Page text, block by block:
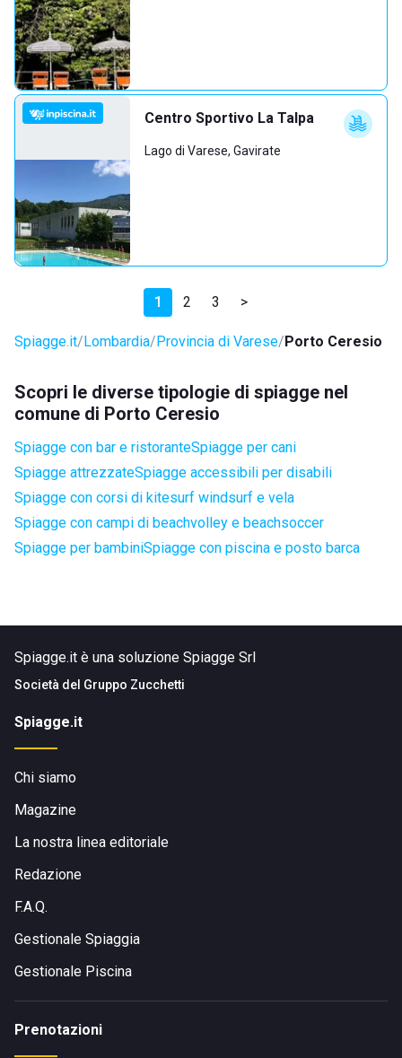
Centro Sportivo La Talpa
Lago di Varese, Gavirate
1 2 3 >
Spiagge.it Lombardia Provincia di Varese Porto Ceresio
Scopri le diverse tipologie di spiagge nel
comune di Porto Ceresio
Spiagge con bar e ristoranteSpiagge per cani
Spiagge attrezzateSpiagge accessibili per disabili
Spiagge con corsi di kitesurf windsurf e vela
Spiagge con campi di beachvolley e beachsoccer
Spiagge per bambiniSpiagge con piscina e posto barca
Spiagge.it è una soluzione Spiagge Srl
Società del Gruppo Zucchetti
Spiagge.it
Chi siamo
Magazine
La nostra linea editoriale
Redazione
F.A.Q.
Gestionale Spiaggia
Gestionale Piscina
Prenotazioni